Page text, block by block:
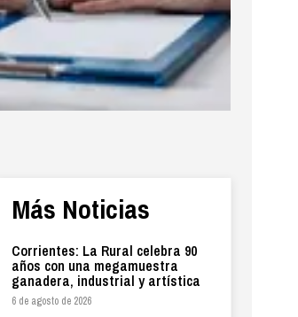
Más Noticias
Corrientes: La Rural celebra 90
años con una megamuestra
ganadera, industrial y artística
6 de agosto de 2026